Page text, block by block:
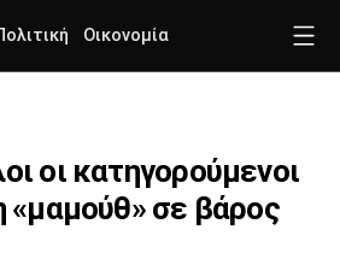
Οικονομία
οι κατηγορούμενοι
«μαμούθ» σε βάρος